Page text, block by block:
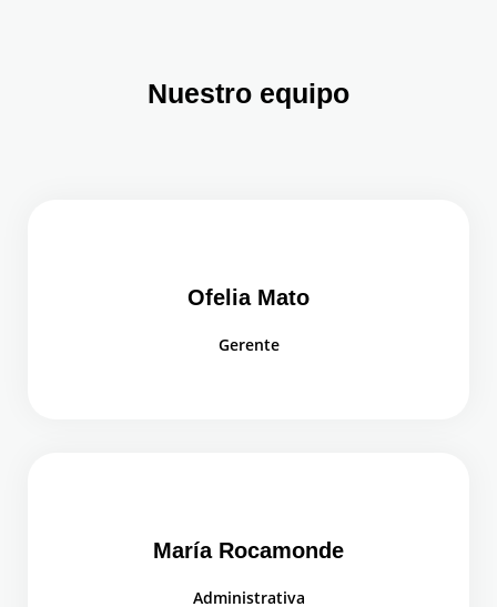
Nuestro equipo
Ofelia Mato
Gerente
María Rocamonde
Administrativa